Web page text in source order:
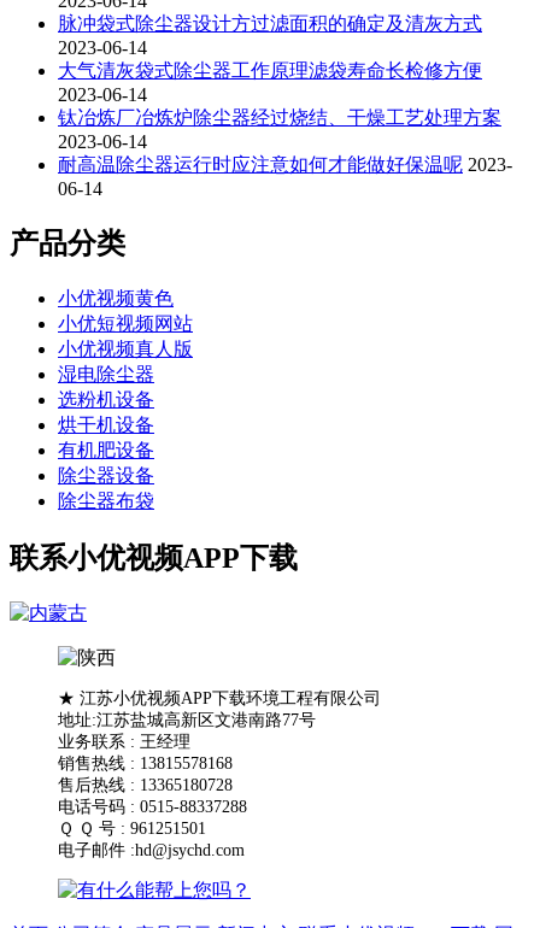
脉冲袋式除尘器设计方过滤面积的确定及清灰方式
2023-06-14
大气清灰袋式除尘器工作原理滤袋寿命长检修方便
2023-06-14
钛冶炼厂冶炼炉除尘器经过烧结、干燥工艺处理方案
2023-06-14
耐高温除尘器运行时应注意如何才能做好保温呢 2023-
06-14
产品分类
小优视频黄色
小优短视频网站
小优视频真人版
湿电除尘器
选粉机设备
烘干机设备
有机肥设备
除尘器设备
除尘器布袋
联系小优视频APP下载
★ 江苏小优视频APP下载环境工程有限公司
地址:江苏盐城高新区文港南路77号
业务联系 : 王经理
销售热线 : 13815578168
售后热线 : 13365180728
电话号码 : 0515-88337288
Ｑ Ｑ 号 : 961251501
电子邮件 :hd@jsychd.com